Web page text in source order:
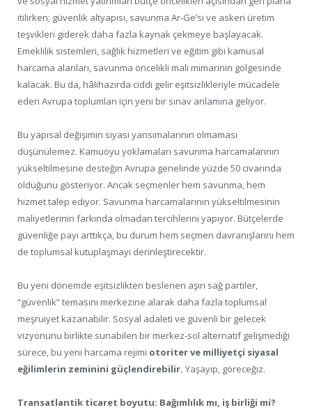
itilirken; güvenlik altyapısı, savunma Ar-Ge’si ve askeri üretim
teşvikleri giderek daha fazla kaynak çekmeye başlayacak.
Emeklilik sistemleri, sağlık hizmetleri ve eğitim gibi kamusal
harcama alanları, savunma öncelikli mali mimarinin gölgesinde
kalacak. Bu da, hâlihazırda ciddi gelir eşitsizlikleriyle mücadele
eden Avrupa toplumları için yeni bir sınav anlamına geliyor.
Bu yapısal değişimin siyasi yansımalarının olmaması
düşünülemez. Kamuoyu yoklamaları savunma harcamalarının
yükseltilmesine desteğin Avrupa genelinde yüzde 50 civarında
olduğunu gösteriyor. Ancak seçmenler hem savunma, hem
hizmet talep ediyor. Savunma harcamalarının yükseltilmesinin
maliyetlerinin farkında olmadan tercihlerini yapıyor. Bütçelerde
güvenliğe payı arttıkça, bu durum hem seçmen davranışlarını hem
de toplumsal kutuplaşmayı derinleştirecektir.
Bu yeni dönemde eşitsizlikten beslenen aşırı sağ partiler,
“güvenlik” temasını merkezine alarak daha fazla toplumsal
meşruiyet kazanabilir. Sosyal adaleti ve güvenli bir gelecek
vizyonunu birlikte sunabilen bir merkez-sol alternatif gelişmediği
sürece, bu yeni harcama rejimi otoriter ve milliyetçi siyasal
eğilimlerin zeminini güçlendirebilir. Yaşayıp, göreceğiz.
Transatlantik ticaret boyutu: Bağımlılık mı, iş birliği mi?